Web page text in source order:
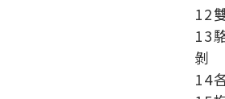
12
13
剝
14